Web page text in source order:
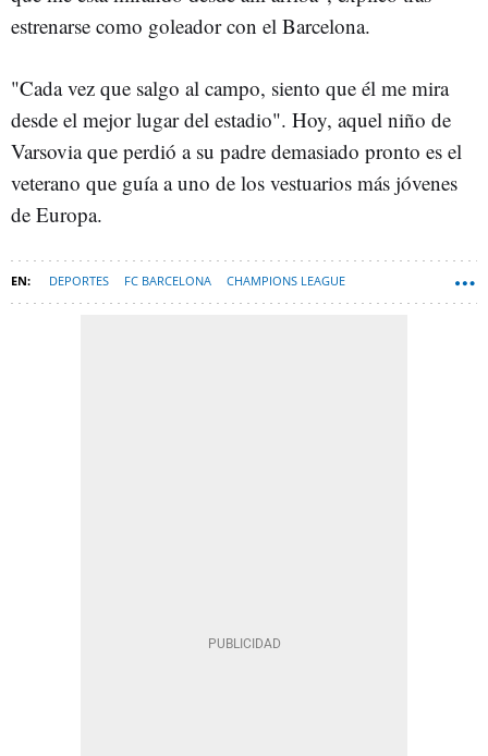
estrenarse como goleador con el Barcelona.
"Cada vez que salgo al campo, siento que él me mira
desde el mejor lugar del estadio". Hoy, aquel niño de
Varsovia que perdió a su padre demasiado pronto es el
veterano que guía a uno de los vestuarios más jóvenes
de Europa.
DEPORTES FC BARCELONA CHAMPIONS LEAGUE